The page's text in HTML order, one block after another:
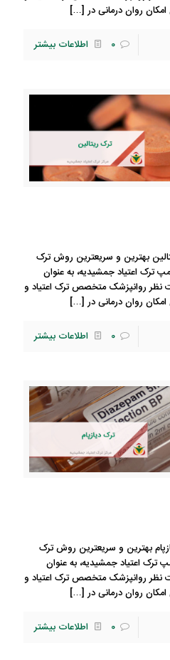
روان درمانی در […]
0 اطلاعات بیشتر
بهترین و سریعترین روش ترک
ترک اعتیاد جمشیدیه، به عنوان
نظر روانپزشک متخصص ترک اعتیاد و
روان درمانی در […]
0 اطلاعات بیشتر
بهترین و سریعترین روش ترک
ترک اعتیاد جمشیدیه، به عنوان
نظر روانپزشک متخصص ترک اعتیاد و
روان درمانی در […]
0 اطلاعات بیشتر